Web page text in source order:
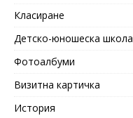
Класиране
Детско-юношеска школа
Фотоалбуми
Визитна картичка
История